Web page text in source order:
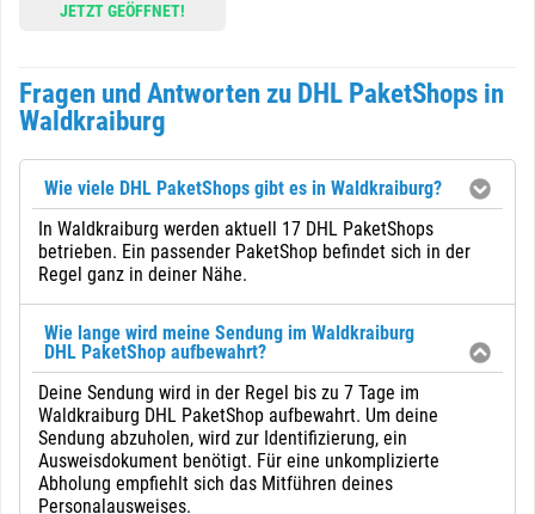
JETZT GEÖFFNET!
Fragen und Antworten zu DHL PaketShops in
Waldkraiburg
Wie viele DHL PaketShops gibt es in Waldkraiburg?
In Waldkraiburg werden aktuell 17 DHL PaketShops
betrieben. Ein passender PaketShop befindet sich in der
Regel ganz in deiner Nähe.
Wie lange wird meine Sendung im Waldkraiburg
DHL PaketShop aufbewahrt?
Deine Sendung wird in der Regel bis zu 7 Tage im
Waldkraiburg DHL PaketShop aufbewahrt. Um deine
Sendung abzuholen, wird zur Identifizierung, ein
Ausweisdokument benötigt. Für eine unkomplizierte
Abholung empfiehlt sich das Mitführen deines
Personalausweises.